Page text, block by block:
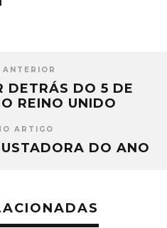
DETRÁS DO 5 DE
REINO UNIDO
ARTIGO
DO ANO